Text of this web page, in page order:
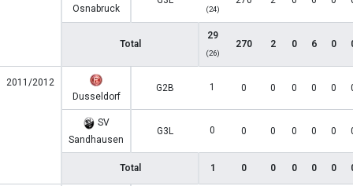
Osnabruck
(24)
Total
29
(26)
270 2 0 6 0
2011/2012
Dusseldorf
G2B 1 0 0 0 0 0
SV
Sandhausen
G3L 0 0 0 0 0 0
Total 1 0 0 0 0 0